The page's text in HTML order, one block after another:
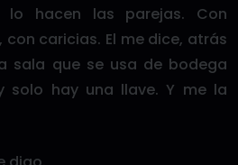
lo hacen las parejas. Con
caricias. El me dice, atrás
sala que se usa de bodega
solo hay una llave. Y me la